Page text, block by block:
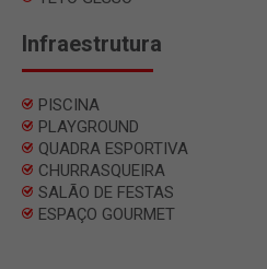
Infraestrutura
PISCINA
PLAYGROUND
QUADRA ESPORTIVA
CHURRASQUEIRA
SALÃO DE FESTAS
ESPAÇO GOURMET